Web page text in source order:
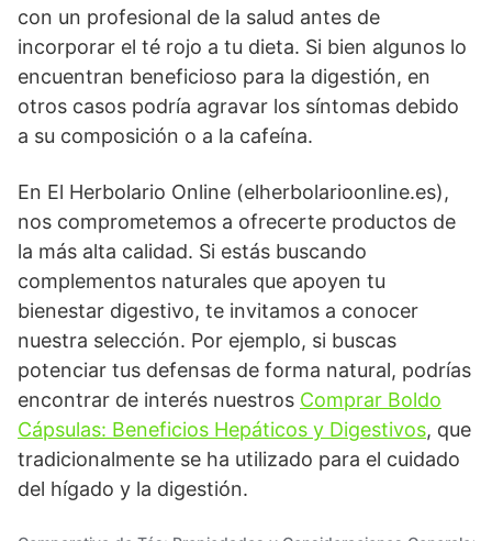
con un profesional de la salud antes de
incorporar el té rojo a tu dieta. Si bien algunos lo
encuentran beneficioso para la digestión, en
otros casos podría agravar los síntomas debido
a su composición o a la cafeína.
En El Herbolario Online (elherbolarioonline.es),
nos comprometemos a ofrecerte productos de
la más alta calidad. Si estás buscando
complementos naturales que apoyen tu
bienestar digestivo, te invitamos a conocer
nuestra selección. Por ejemplo, si buscas
potenciar tus defensas de forma natural, podrías
encontrar de interés nuestros Comprar Boldo
Cápsulas: Beneficios Hepáticos y Digestivos, que
tradicionalmente se ha utilizado para el cuidado
del hígado y la digestión.